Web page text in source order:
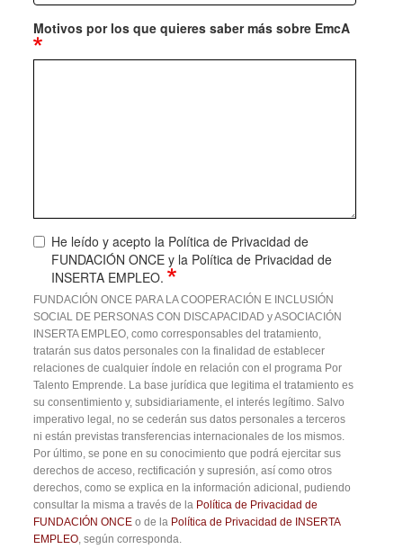
Motivos por los que quieres saber más sobre EmcA
He leído y acepto la Política de Privacidad de
FUNDACIÓN ONCE y la Política de Privacidad de
INSERTA EMPLEO.
FUNDACIÓN ONCE PARA LA COOPERACIÓN E INCLUSIÓN
SOCIAL DE PERSONAS CON DISCAPACIDAD y ASOCIACIÓN
INSERTA EMPLEO, como corresponsables del tratamiento,
tratarán sus datos personales con la finalidad de establecer
relaciones de cualquier índole en relación con el programa Por
Talento Emprende. La base jurídica que legitima el tratamiento es
su consentimiento y, subsidiariamente, el interés legítimo. Salvo
imperativo legal, no se cederán sus datos personales a terceros
ni están previstas transferencias internacionales de los mismos.
Por último, se pone en su conocimiento que podrá ejercitar sus
derechos de acceso, rectificación y supresión, así como otros
derechos, como se explica en la información adicional, pudiendo
consultar la misma a través de la Política de Privacidad de
FUNDACIÓN ONCE o de la Política de Privacidad de INSERTA
EMPLEO , según corresponda.